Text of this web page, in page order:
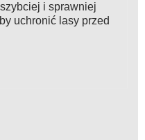
i sprawniej
uchronić lasy przed